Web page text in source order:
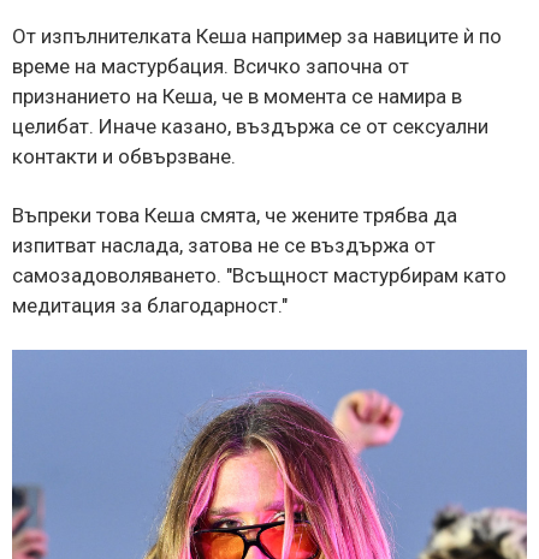
От изпълнителката Кеша например за навиците ѝ по
време на мастурбация. Всичко започна от
признанието на Кеша, че в момента се намира в
целибат. Иначе казано, въздържа се от сексуални
контакти и обвързване.
Въпреки това Кеша смята, че жените трябва да
изпитват наслада, затова не се въздържа от
самозадоволяването. "Всъщност мастурбирам като
медитация за благодарност."